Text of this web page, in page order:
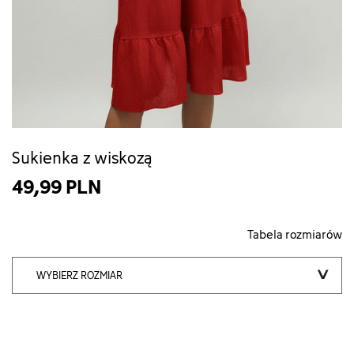
Sukienka z wiskozą
49,99 PLN
Tabela rozmiarów
WYBIERZ ROZMIAR